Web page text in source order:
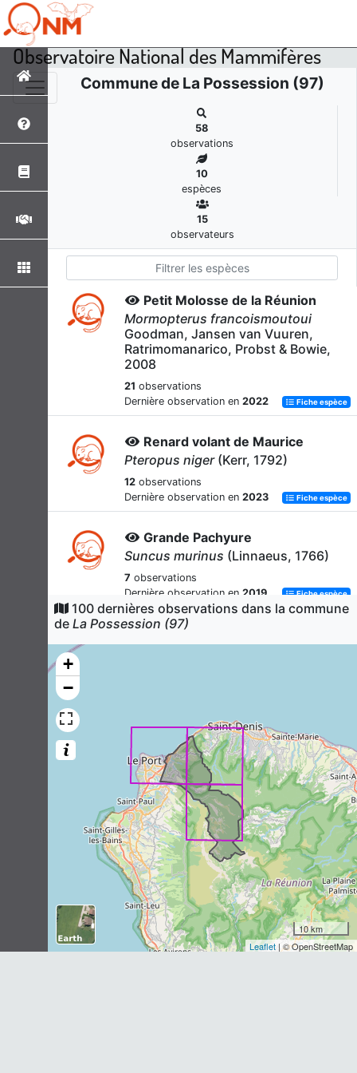
Observatoire National des Mammifères
Commune de La Possession (97)
58
observations
10
espèces
15
observateurs
Petit Molosse de la Réunion
Mormopterus francoismoutoui
Goodman, Jansen van Vuuren,
Ratrimomanarico, Probst & Bowie,
2008
21 observations
Dernière observation en 2022 Fiche espèce
Renard volant de Maurice
Pteropus niger(Kerr, 1792)
12 observations
Dernière observation en 2023 Fiche espèce
Grande Pachyure
Suncus murinus (Linnaeus, 1766)
7 observations
Dernière observation en 2019 Fiche espèce
Tenrec acaude
Cerf de Java
Rusa timorensis russa(Müller &
Schlegel, 1845)
4observations
Dernière observation en2019 Fiche espèce
Taphien de Maurice
Taphozous mauritianusÉ. Geoffroy
Saint-Hilaire, 1818
2observations
Dernière observation en2016 Fiche espèce
Lièvre indien
100 dernières observations dans la commune
de La Possession (97)
+
−
10 km
Leaflet | © OpenStreetMap